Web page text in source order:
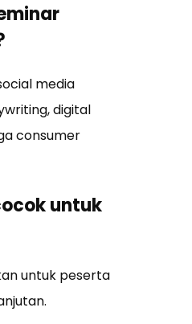
media
digital
consumer
untuk
untuk peserta